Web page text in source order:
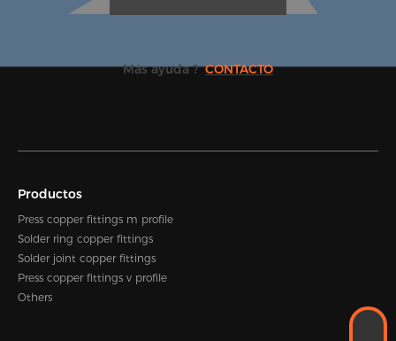
Más ayuda ?CONTACTO
Productos
Press copper fittings m profile
Solder ring copper fittings
Solder joint copper fittings
Press copper fittings v profile
Others